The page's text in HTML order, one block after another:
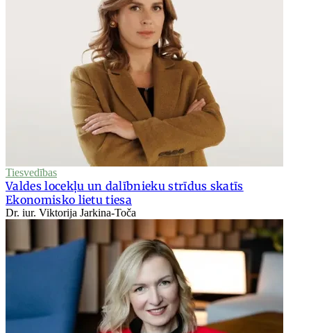
Tiesvedības
Valdes locekļu un dalībnieku strīdus skatīs
Ekonomisko lietu tiesa
Dr. iur. Viktorija Jarkina-Toča